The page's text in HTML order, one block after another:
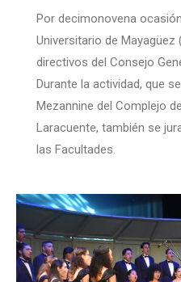
Por decimonovena
Universitario de Mayagüez
directivos del Consejo
Durante la actividad, que
Mezannine del Complejo
Laracuente, también se
las Facultades.